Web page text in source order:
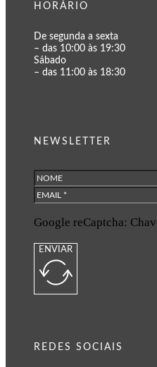
HORÁRIO
De segunda a sexta
– das 10:00 às 19:30
Sábado
– das 11:00 às 18:30
NEWSLETTER
Google reCaptcha:
ENVIAR
REDES SOCIAIS